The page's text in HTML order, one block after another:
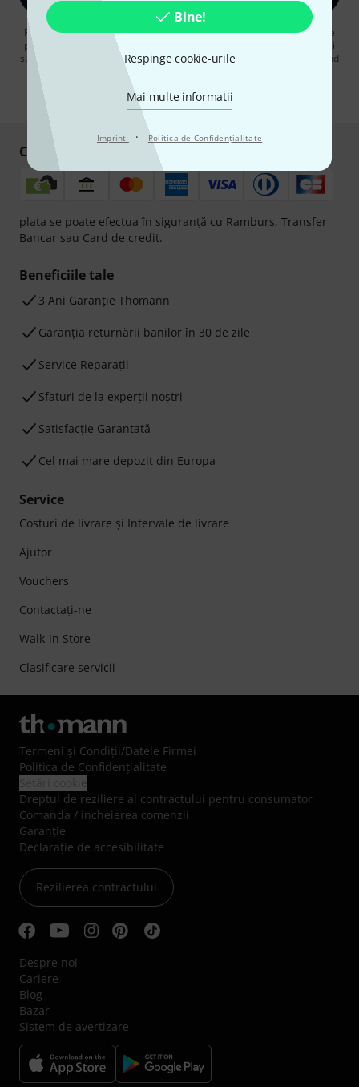
Bine!
Respinge cookie-urile
Mai multe informatii
Imprint · Politica de Confidenţialitate
Făcând clic pe „Înscrie-te acum”, sunteți de acord să primiți publicitate
prin e-mail. Vă puteți dezabona în orice moment. Puteți găsi informații
suplimentare despre buletinul informativ înregulamentul nostru privind
protecția datelor.
* Necesar
Cumpărați și plătiți în siguranță
plata se poate efectua în siguranță cu Ramburs, Transfer
Bancar sau Card de credit.
Beneficiile tale
3 Ani Garanție Thomann
Garanţia returnării banilor în 30 de zile
Service Reparații
Sfaturi de la experții noștri
Satisfacție Garantată
Cel mai mare depozit din Europa
Service
Costuri de livrare şi Intervale de livrare
Ajutor
Vouchers
Contactaţi-ne
Walk-in Store
Clasificare servicii
Termeni şi Condiţii/Datele Firmei
Politica de Confidenţialitate
Dreptul de reziliere al contractului pentru consumator
Comanda / incheierea comenzii
Garanție
Declarație de accesibilitate
Rezilierea contractului
Despre noi
Cariere
Blog
Bazar
Sistem de avertizare